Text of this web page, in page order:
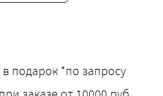
подарок *по запросу